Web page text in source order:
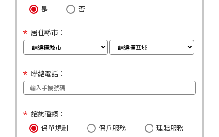
是
否
居住縣市：
聯絡電話：
諮詢種類：
保單規劃
保戶服務
理賠服務